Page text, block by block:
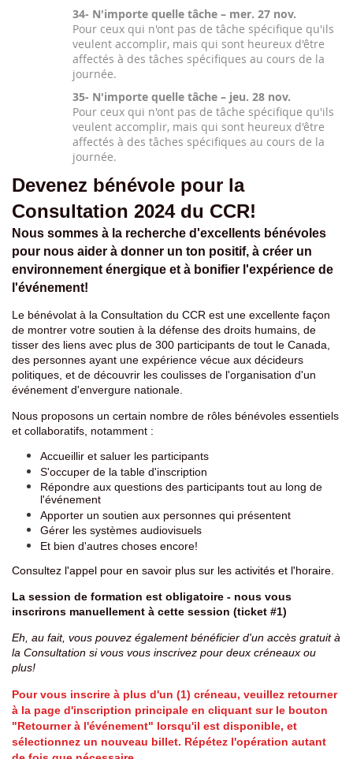
34- N'importe quelle tâche – mer. 27 nov.
Pour ceux qui n'ont pas de tâche spécifique qu'ils
veulent accomplir, mais qui sont heureux d'être
affectés à des tâches spécifiques au cours de la
journée.
35- N'importe quelle tâche – jeu. 28 nov.
Pour ceux qui n'ont pas de tâche spécifique qu'ils
veulent accomplir, mais qui sont heureux d'être
affectés à des tâches spécifiques au cours de la
journée.
Devenez bénévole pour la
Consultation 2024 du CCR!
Nous sommes à la recherche d'excellents bénévoles
pour nous aider à donner un ton positif, à créer un
environnement énergique et à bonifier l'expérience de
l'événement!
Le bénévolat à la Consultation du CCR est une excellente façon
de montrer votre soutien à la défense des droits humains, de
tisser des liens avec plus de 300 participants de tout le Canada,
des personnes ayant une expérience vécue aux décideurs
politiques, et de découvrir les coulisses de l'organisation d'un
événement d'envergure nationale.
Nous proposons un certain nombre de rôles bénévoles essentiels
et collaboratifs, notamment :
Accueillir et saluer les participants
S'occuper de la table d'inscription
Répondre aux questions des participants tout au long de
l'événement
Apporter un soutien aux personnes qui présentent
Gérer les systèmes audiovisuels
Et bien d'autres choses encore!
Consultez l'appel pour en savoir plus sur les activités et l'horaire.
La session de formation est obligatoire - nous vous
inscrirons manuellement à cette session (ticket #1)
Eh, au fait, vous pouvez également bénéficier d'un accès gratuit à
la Consultation si vous vous inscrivez pour deux créneaux ou
plus!
Pour vous inscrire à plus d'un (1) créneau, veuillez retourner
à la page d'inscription principale en cliquant sur le bouton
"Retourner à l'événement" lorsqu'il est disponible, et
sélectionnez un nouveau billet. Répétez l'opération autant